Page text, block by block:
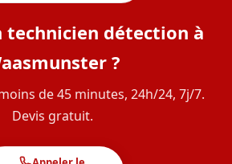
technicien détection à
?
de 45 minutes, 24h/24, 7j/7.
Devis gratuit.